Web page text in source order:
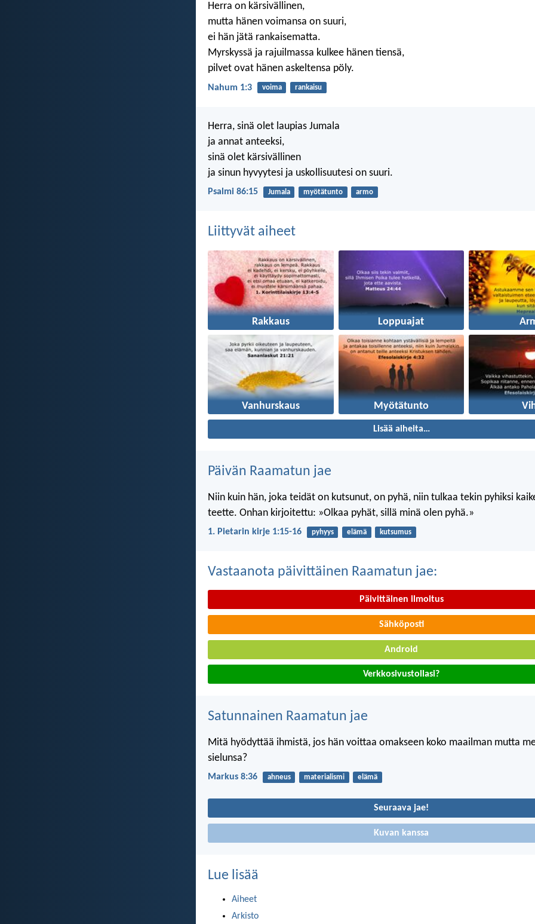
Herra on kärsivällinen,
mutta hänen voimansa on suuri,
ei hän jätä rankaisematta.
Myrskyssä ja rajuilmassa kulkee hänen tiensä,
pilvet ovat hänen askeltensa pöly.
Nahum 1:3 voima rankaisu
Herra, sinä olet laupias Jumala
ja annat anteeksi,
sinä olet kärsivällinen
ja sinun hyvyytesi ja uskollisuutesi on suuri.
Psalmi 86:15 Jumala myötätunto armo
Liittyvät aiheet
Rakkaus Loppuajat
Vanhurskaus Myötätunto
Lisää aiheita…
Päivän Raamatun jae
Niin kuin hän, joka teidät on kutsunut, on pyhä, niin tulkaa tekin pyhiksi
teette. Onhan kirjoitettu: »Olkaa pyhät, sillä minä olen pyhä.»
1. Pietarin kirje 1:15-16 pyhyys elämä kutsumus
Vastaanota päivittäinen Raamatun jae:
Päivittäinen ilmoitus
Sähköposti
Android
Verkkosivustollasi?
Satunnainen Raamatun jae
Mitä hyödyttää ihmistä, jos hän voittaa omakseen koko maailman mutta
sielunsa?
Markus 8:36 ahneus materialismi elämä
Seuraava jae!
Kuvan kanssa
Lue lisää
Aiheet
Arkisto